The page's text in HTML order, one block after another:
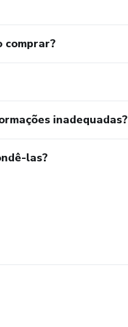
comprar?
inadequadas?
las?